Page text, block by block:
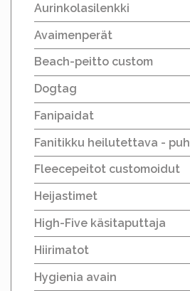
Aurinkolasilenkki
Avaimenperät
Beach-peitto custom
Dogtag
Fanipaidat
Fanitikku heilutettava -
Fleecepeitot customoidut
Heijastimet
High-Five käsitaputtaja
Hiirimatot
Hygienia avain